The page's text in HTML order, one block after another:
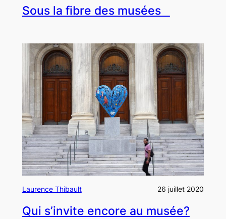
Sous la fibre des musées
Laurence Thibault 26 juillet 2020
Qui s’invite encore au musée?